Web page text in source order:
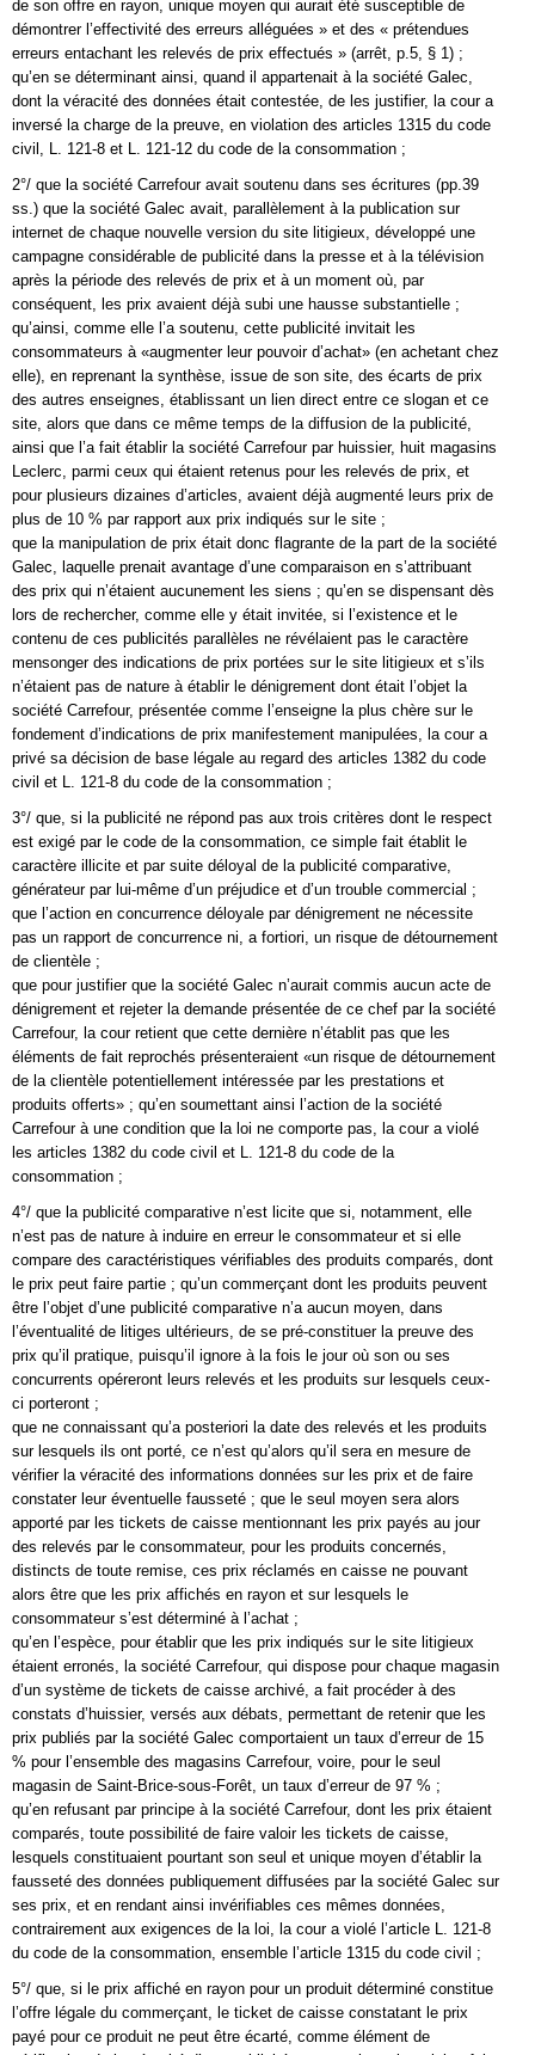
de son offre en rayon, unique moyen qui aurait été susceptible de
démontrer l’effectivité des erreurs alléguées » et des « prétendues
erreurs entachant les relevés de prix effectués » (arrêt, p.5, § 1) ;
qu’en se déterminant ainsi, quand il appartenait à la société Galec,
dont la véracité des données était contestée, de les justifier, la cour a
inversé la charge de la preuve, en violation des articles 1315 du code
civil, L. 121-8 et L. 121-12 du code de la consommation ;
2°/ que la société Carrefour avait soutenu dans ses écritures (pp.39
ss.) que la société Galec avait, parallèlement à la publication sur
internet de chaque nouvelle version du site litigieux, développé une
campagne considérable de publicité dans la presse et à la télévision
après la période des relevés de prix et à un moment où, par
conséquent, les prix avaient déjà subi une hausse substantielle ;
qu’ainsi, comme elle l’a soutenu, cette publicité invitait les
consommateurs à «augmenter leur pouvoir d’achat» (en achetant chez
elle), en reprenant la synthèse, issue de son site, des écarts de prix
des autres enseignes, établissant un lien direct entre ce slogan et ce
site, alors que dans ce même temps de la diffusion de la publicité,
ainsi que l’a fait établir la société Carrefour par huissier, huit magasins
Leclerc, parmi ceux qui étaient retenus pour les relevés de prix, et
pour plusieurs dizaines d’articles, avaient déjà augmenté leurs prix de
plus de 10 % par rapport aux prix indiqués sur le site ;
que la manipulation de prix était donc flagrante de la part de la société
Galec, laquelle prenait avantage d’une comparaison en s’attribuant
des prix qui n’étaient aucunement les siens ; qu’en se dispensant dès
lors de rechercher, comme elle y était invitée, si l’existence et le
contenu de ces publicités parallèles ne révélaient pas le caractère
mensonger des indications de prix portées sur le site litigieux et s’ils
n’étaient pas de nature à établir le dénigrement dont était l’objet la
société Carrefour, présentée comme l’enseigne la plus chère sur le
fondement d’indications de prix manifestement manipulées, la cour a
privé sa décision de base légale au regard des articles 1382 du code
civil et L. 121-8 du code de la consommation ;
3°/ que, si la publicité ne répond pas aux trois critères dont le respect
est exigé par le code de la consommation, ce simple fait établit le
caractère illicite et par suite déloyal de la publicité comparative,
générateur par lui-même d’un préjudice et d’un trouble commercial ;
que l’action en concurrence déloyale par dénigrement ne nécessite
pas un rapport de concurrence ni, a fortiori, un risque de détournement
de clientèle ;
que pour justifier que la société Galec n’aurait commis aucun acte de
dénigrement et rejeter la demande présentée de ce chef par la société
Carrefour, la cour retient que cette dernière n’établit pas que les
éléments de fait reprochés présenteraient «un risque de détournement
de la clientèle potentiellement intéressée par les prestations et
produits offerts» ; qu’en soumettant ainsi l’action de la société
Carrefour à une condition que la loi ne comporte pas, la cour a violé
les articles 1382 du code civil et L. 121-8 du code de la
consommation ;
4°/ que la publicité comparative n’est licite que si, notamment, elle
n’est pas de nature à induire en erreur le consommateur et si elle
compare des caractéristiques vérifiables des produits comparés, dont
le prix peut faire partie ; qu’un commerçant dont les produits peuvent
être l’objet d’une publicité comparative n’a aucun moyen, dans
l’éventualité de litiges ultérieurs, de se pré-constituer la preuve des
prix qu’il pratique, puisqu’il ignore à la fois le jour où son ou ses
concurrents opéreront leurs relevés et les produits sur lesquels ceux-
ci porteront ;
que ne connaissant qu’a posteriori la date des relevés et les produits
sur lesquels ils ont porté, ce n’est qu’alors qu’il sera en mesure de
vérifier la véracité des informations données sur les prix et de faire
constater leur éventuelle fausseté ; que le seul moyen sera alors
apporté par les tickets de caisse mentionnant les prix payés au jour
des relevés par le consommateur, pour les produits concernés,
distincts de toute remise, ces prix réclamés en caisse ne pouvant
alors être que les prix affichés en rayon et sur lesquels le
consommateur s’est déterminé à l’achat ;
qu’en l’espèce, pour établir que les prix indiqués sur le site litigieux
étaient erronés, la société Carrefour, qui dispose pour chaque magasin
d’un système de tickets de caisse archivé, a fait procéder à des
constats d’huissier, versés aux débats, permettant de retenir que les
prix publiés par la société Galec comportaient un taux d’erreur de 15
% pour l’ensemble des magasins Carrefour, voire, pour le seul
magasin de Saint-Brice-sous-Forêt, un taux d’erreur de 97 % ;
qu’en refusant par principe à la société Carrefour, dont les prix étaient
comparés, toute possibilité de faire valoir les tickets de caisse,
lesquels constituaient pourtant son seul et unique moyen d’établir la
fausseté des données publiquement diffusées par la société Galec sur
ses prix, et en rendant ainsi invérifiables ces mêmes données,
contrairement aux exigences de la loi, la cour a violé l’article L. 121-8
du code de la consommation, ensemble l’article 1315 du code civil ;
5°/ que, si le prix affiché en rayon pour un produit déterminé constitue
l’offre légale du commerçant, le ticket de caisse constatant le prix
payé pour ce produit ne peut être écarté, comme élément de